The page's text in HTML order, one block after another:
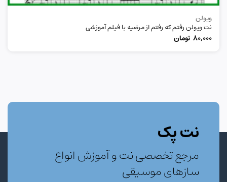
ویولن
نت ویولن رفتم که رفتم از مرضیه با فیلم آموزشی
80,000 تومان
نت پک
مرجع تخصصی نت و آموزش انواع
سازهای موسیقی